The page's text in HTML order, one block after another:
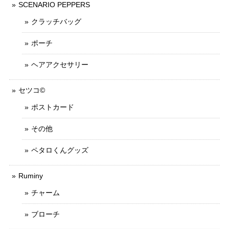
SCENARIO PEPPERS
クラッチバッグ
ポーチ
ヘアアクセサリー
セツコ©
ポストカード
その他
ペタロくんグッズ
Ruminy
チャーム
ブローチ